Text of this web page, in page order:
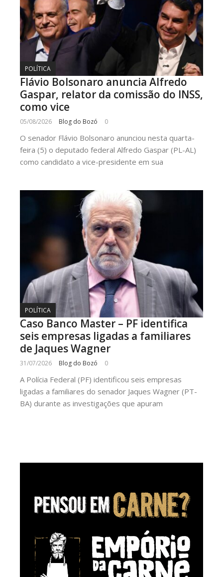
POLÍTICA
Flávio Bolsonaro anuncia Alfredo
Gaspar, relator da comissão do INSS,
como vice
05/08/2026 Blog do Bozó 0
O senador Flávio Bolsonaro anunciou nesta quarta-
feira (5) o deputado federal Alfredo Gaspar (PL-AL)
como candidato a vice-presidente em sua
POLÍTICA
Caso Banco Master – PF identifica
seis empresas ligadas a familiares
de Jaques Wagner
31/07/2026 Blog do Bozó 0
A Polícia Federal (PF) identificou seis empresas
ligadas a familiares do senador Jaques Wagner (PT-
BA) durante as investigações que apuram